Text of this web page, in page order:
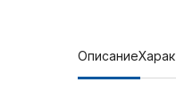
Описание